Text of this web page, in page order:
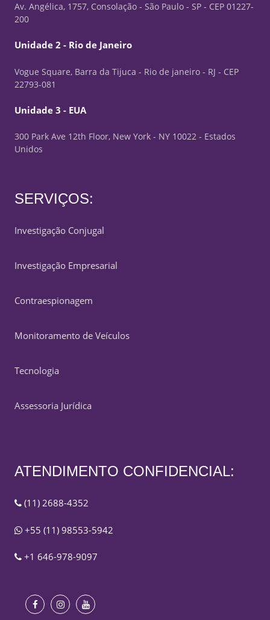
Av. Angélica, 1757, Consolação - São Paulo - SP - CEP 01227-
200
Unidade 2 - Rio de Janeiro
Vogue Square, Barra da Tijuca - Rio de janeiro - RJ - CEP
22793-081
Unidade 3 - EUA
300 Park Ave 12th Floor, New York - NY 10022 - Estados
Unidos
SERVIÇOS:
Investigação Conjugal
Investigação Empresarial
Contraespionagem
Monitoramento de Veículos
Tecnologia
Assessoria Jurídica
ATENDIMENTO CONFIDENCIAL:
(11) 2688-4352
+55 (11) 98553-5942
+1 646-978-9097